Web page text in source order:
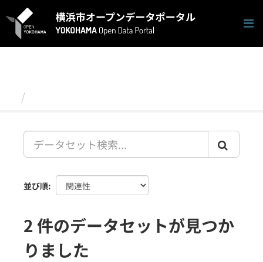
キ
並び順
2 件のデータセットが見つか
りました